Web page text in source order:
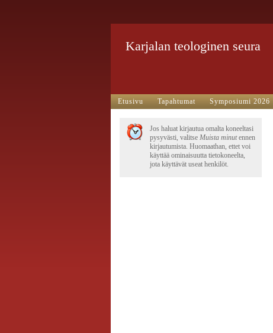
Karjalan teologinen seura
Etusivu Tapahtumat Symposiumi 2026
Jos haluat kirjautua omalta koneeltasi
pysyvästi, valitse Muista minutennen
kirjautumista. Huomaathan, ettet voi
käyttää ominaisuutta tietokoneelta,
jota käyttävät useat henkilöt.